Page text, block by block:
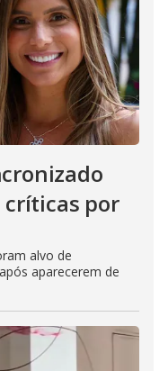
críticas por
alvo de
aparecerem de